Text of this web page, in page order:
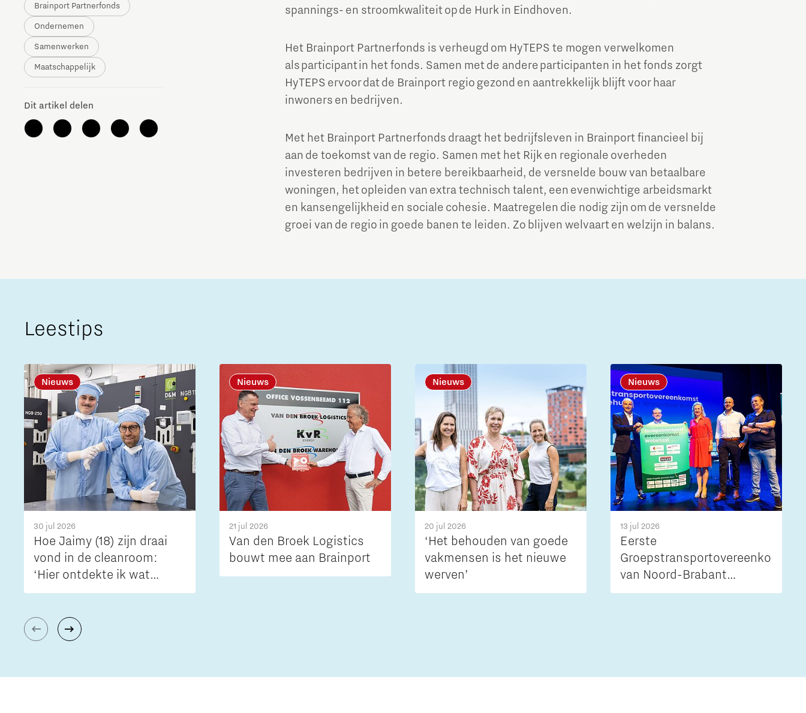
Brainport Industries Campus
Strijp District
TU/e Campus
Integrated Photonics
Next Tech Food Factories
The Gate voor tech startups
Hoe bescherm ik mijn idee?
Brainport Networking Financials
Brainport Partnerfonds
Ondernemen
Samenwerken
Maatschappelijk
Dit artikel delen
spannings- en stroomkwaliteit op de Hurk in Eindhoven.
Het Brainport Partnerfonds is verheugd om HyTEPS te mogen verwelkomen
als participant in het fonds. Samen met de andere participanten in het fonds zorgt
HyTEPS ervoor dat de Brainport regio gezond en aantrekkelijk blijft voor haar
inwoners en bedrijven.
Met het Brainport Partnerfonds draagt het bedrijfsleven in Brainport financieel bij
aan de toekomst van de regio. Samen met het Rijk en regionale overheden
investeren bedrijven in betere bereikbaarheid, de versnelde bouw van betaalbare
woningen, het opleiden van extra technisch talent, een evenwichtige arbeidsmarkt
en kansengelijkheid en sociale cohesie. Maatregelen die nodig zijn om de versnelde
groei van de regio in goede banen te leiden. Zo blijven welvaart en welzijn in balans.
Leestips
Nieuws
30 jul 2026
Hoe Jaimy (18) zijn draai
vond in de cleanroom:
‘Hier ontdekte ik wat
techniek écht is’
Nieuws
21 jul 2026
Van den Broek Logistics
bouwt mee aan Brainport
Nieuws
20 jul 2026
‘Het behouden van goede
vakmensen is het nieuwe
werven’
Nieuws
13 jul 2026
Eerste
Groepstransportovereenkomst
van Noord-Brabant
markeert nieuwe stap in